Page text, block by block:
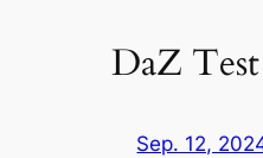
DaZ
Sep. 12,